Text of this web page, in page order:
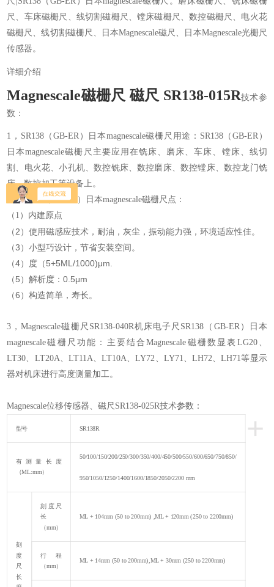
尺、车床磁栅尺、线切割磁栅尺、镗床磁栅尺、数控磁栅尺、电火花
磁栅尺、线切割磁栅尺、日本Magnescale磁尺、日本Magnescale光栅尺
传感器。
详细介绍
Magnescale磁栅尺 磁尺 SR138-015R技术参
数：
1，SR138（GB-ER）日本magnescale磁栅尺用途：SR138（GB-ER）
日本magnescale磁栅尺主要应用在铣床、磨床、车床、镗床、线切
割、电火花、小孔机、数控铣床、数控磨床、数控镗床、数控龙门铣
床、数控加工等设备上。
2，SR138（GB-ER）日本magnescale磁栅尺点：
（1）内建原点
（2）使用磁感应技术，耐油，灰尘，振动能力强，环境适应性佳。
（3）小型巧设计，节省安装空间。
（4）度（5+5ML/1000)μm.
（5）解析度：0.5μm
（6）构造简单，寿长。
3，Magnescale磁栅尺SR138-040R机床电子尺SR138（GB-ER）日本
magnescale磁栅尺功能：主要结合Magnescale磁栅数显表LG20、
LT30、LT20A、LT11A、LT10A、LY72、LY71、LH72、LH71等显示
器对机床进行高度测量加工。
Magnescale位移传感器、磁尺SR138-025R技术参数：
+
型号 SR138R
有测量长度
（ML:mm）
50/100/150/200/250/300/350/400/450/500/550/600/650/750/850/
950/1050/1250/1400/1600/1850/2050/2200 mm
刻
度
尺
长
刻度尺
长
（mm）
ML + 104mm (50 to 200mm) ,ML + 120mm (250 to 2200mm)
行程
（mm）
ML + 14mm (50 to 200mm),ML + 30mm (250 to 2200mm)